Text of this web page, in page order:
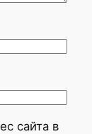
сайта в